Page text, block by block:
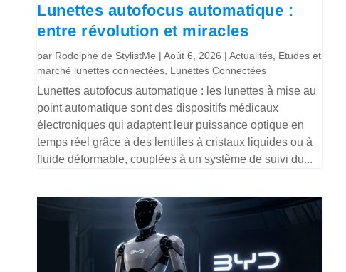
Lunettes autofocus automatique :
entre révolution et miracles
par Rodolphe de StylistMe |Août 6, 2026 |Actualités Etudes et
marché lunettes connectées Lunettes Connectées
Lunettes autofocus automatique : les lunettes à mise au
point automatique sont des dispositifs médicaux
électroniques qui adaptent leur puissance optique en
temps réel grâce à des lentilles à cristaux liquides ou à
fluide déformable, couplées à un système de suivi du...